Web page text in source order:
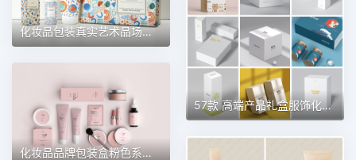
化妆品包装真实艺术品场景效果图展示VI智能贴图样机 第135期
化妆品品牌包装盒粉色系包装样机 第87期
57款 高端产品礼盒服饰化妆品首饰抽屉天地盖包装盒样机 第83期